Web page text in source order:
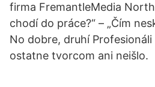
firma FremantleMedia
chodí do práce?“ – „Čím
No dobre, druhí
ostatne tvorcom ani neišlo.